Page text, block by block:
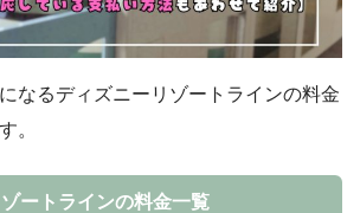
なるディズニーリゾートラインの料金
。
ートラインの料金一覧